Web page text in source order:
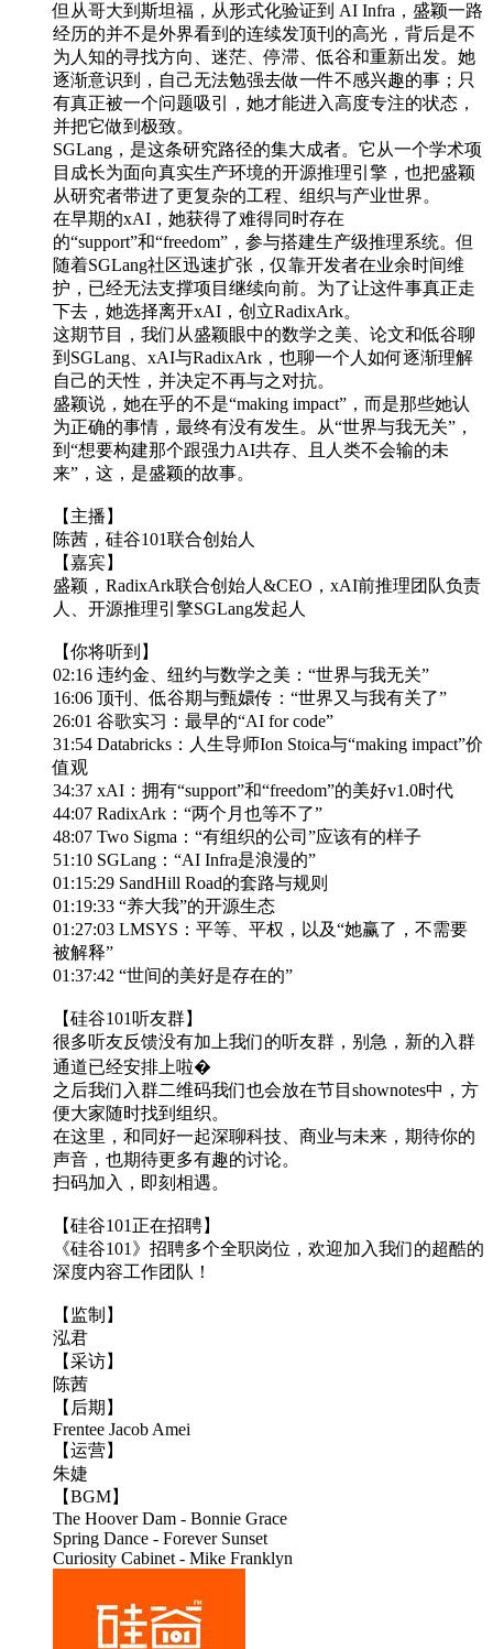
但从哥大到斯坦福，从形式化验证到 AI Infra，盛颖一路
经历的并不是外界看到的连续发顶刊的高光，背后是不
为人知的寻找方向、迷茫、停滞、低谷和重新出发。她
逐渐意识到，自己无法勉强去做一件不感兴趣的事；只
有真正被一个问题吸引，她才能进入高度专注的状态，
并把它做到极致。
SGLang，是这条研究路径的集大成者。它从一个学术项
目成长为面向真实生产环境的开源推理引擎，也把盛颖
从研究者带进了更复杂的工程、组织与产业世界。
在早期的xAI，她获得了难得同时存在
的“support”和“freedom”，参与搭建生产级推理系统。但
随着SGLang社区迅速扩张，仅靠开发者在业余时间维
护，已经无法支撑项目继续向前。为了让这件事真正走
下去，她选择离开xAI，创立RadixArk。
这期节目，我们从盛颖眼中的数学之美、论文和低谷聊
到SGLang、xAI与RadixArk，也聊一个人如何逐渐理解
自己的天性，并决定不再与之对抗。
盛颖说，她在乎的不是“making impact”，而是那些她认
为正确的事情，最终有没有发生。从“世界与我无关”，
到“想要构建那个跟强力AI共存、且人类不会输的未
来”，这，是盛颖的故事。
【主播】
陈茜，硅谷101联合创始人
【嘉宾】
盛颖，RadixArk联合创始人&CEO，xAI前推理团队负责
人、开源推理引擎SGLang发起人
【你将听到】
02:16 违约金、纽约与数学之美：“世界与我无关”
16:06 顶刊、低谷期与甄嬛传：“世界又与我有关了”
26:01 谷歌实习：最早的“AI for code”
31:54 Databricks：人生导师Ion Stoica与“making impact”价
值观
34:37 xAI：拥有“support”和“freedom”的美好v1.0时代
44:07 RadixArk：“两个月也等不了”
48:07 Two Sigma：“有组织的公司”应该有的样子
51:10 SGLang：“AI Infra是浪漫的”
01:15:29 SandHill Road的套路与规则
01:19:33 “养大我”的开源生态
01:27:03 LMSYS：平等、平权，以及“她赢了，不需要
被解释”
01:37:42 “世间的美好是存在的”
【硅谷101听友群】
很多听友反馈没有加上我们的听友群，别急，新的入群
通道已经安排上啦�
之后我们入群二维码我们也会放在节目shownotes中，方
便大家随时找到组织。
在这里，和同好一起深聊科技、商业与未来，期待你的
声音，也期待更多有趣的讨论。
扫码加入，即刻相遇。
【硅谷101正在招聘】
《硅谷101》招聘多个全职岗位，欢迎加入我们的超酷的
深度内容工作团队！
【监制】
泓君
【采访】
陈茜
【后期】
Frentee Jacob Amei
【运营】
朱婕
【BGM】
The Hoover Dam - Bonnie Grace
Spring Dance - Forever Sunset
Curiosity Cabinet - Mike Franklyn